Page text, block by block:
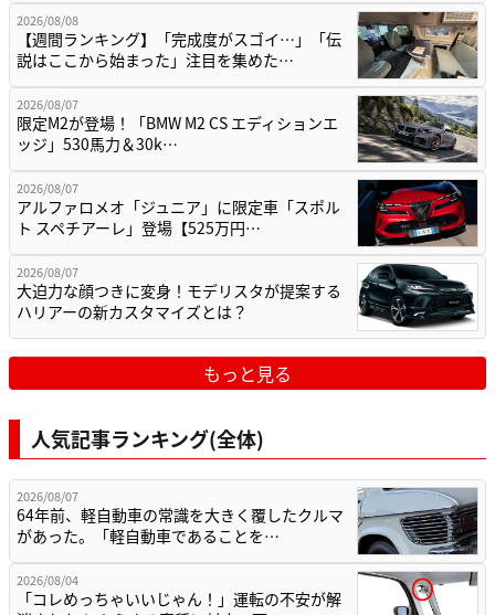
2026/08/08
【週間ランキング】「完成度がスゴイ…」「伝
説はここから始まった」注目を集めた…
2026/08/07
限定M2が登場！「BMW M2 CS エディションエ
ッジ」530馬力＆30k…
2026/08/07
アルファロメオ「ジュニア」に限定車「スポル
ト スペチアーレ」登場【525万円…
2026/08/07
大迫力な顔つきに変身！モデリスタが提案する
ハリアーの新カスタマイズとは？
もっと見る
人気記事ランキング(全体)
2026/08/07
64年前、軽自動車の常識を大きく覆したクルマ
があった。「軽自動車であることを…
2026/08/04
「コレめっちゃいいじゃん！」運転の不安が解